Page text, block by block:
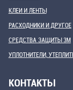
КЛЕИ И ЛЕНТЫ
РАСХОДНИКИ И ДРУГОЕ
СРЕДСТВА ЗАЩИТЫ 3М
УПЛОТНИТЕЛИ,
КОНТАКТЫ